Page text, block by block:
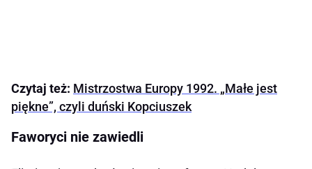
Czytaj też: Mistrzostwa Europy 1992. „Małe jest
piękne”, czyli duński Kopciuszek
Faworyci nie zawiedli